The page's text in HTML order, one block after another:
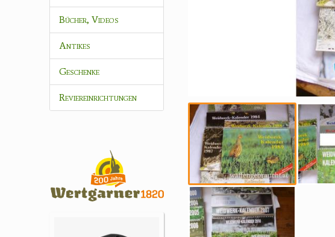
Bücher, Videos
Antikes
Geschenke
Reviereinrichtungen